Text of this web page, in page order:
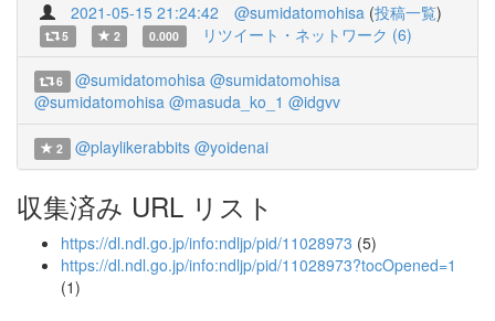
2021-05-15 21:24:42 @sumidatomohisa (投稿一覧)
5 2 0.000 リツイート・ネットワーク (6)
6 @sumidatomohisa @sumidatomohisa
@sumidatomohisa @masuda_ko_1 @idgvv
2 @playlikerabbits @yoidenai
収集済み URL リスト
https://dl.ndl.go.jp/info:ndljp/pid/11028973 (5)
https://dl.ndl.go.jp/info:ndljp/pid/11028973?tocOpened=1
(1)